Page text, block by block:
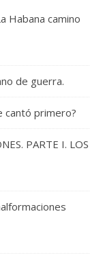
Habana camino
de guerra.
cantó primero?
PARTE I. LOS